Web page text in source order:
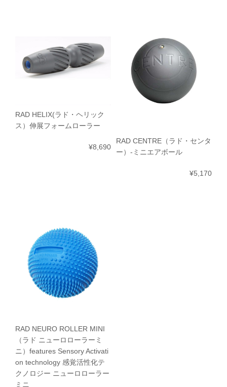
RAD HELIX(ラド・ヘリック
ス）伸展フォームローラー
¥8,690
RAD CENTRE（ラド・センタ
ー）-ミニエアボール
¥5,170
RAD NEURO ROLLER MINI
（ラド ニューロローラーミ
ニ）features Sensory Activati
on technology 感覚活性化テ
クノロジー ニューロローラー
ミニ